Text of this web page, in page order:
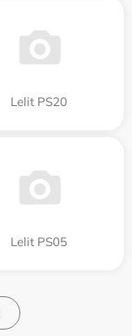
Lelit PS20
Lelit PS05